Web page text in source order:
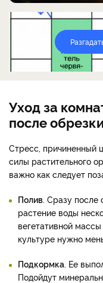
Уход за
после
Стресс, причиненный
силы растительного
важно как следует
Полив . Сразу
растение воды
вегетативной массы
культуре нужно
Подкормка . Ее
Подойдут